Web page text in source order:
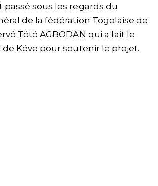
passé sous les regards du
de la fédération Togolaise de
Tété AGBODAN qui a fait le
Kéve pour soutenir le projet.